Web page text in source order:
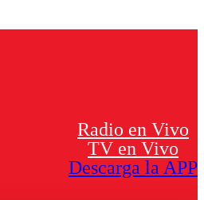
Radio en Vivo
TV en Vivo
Descarga la APP